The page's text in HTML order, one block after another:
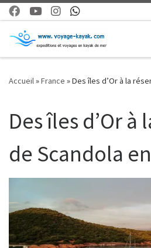
Skip to content
Accueil»France »Des îles d’Or à la
Des îles d’Or à
de Scandola